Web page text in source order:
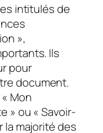
intitulés de
»,
Ils
pour
document.
Mon
» ou « Savoir-
la majorité des